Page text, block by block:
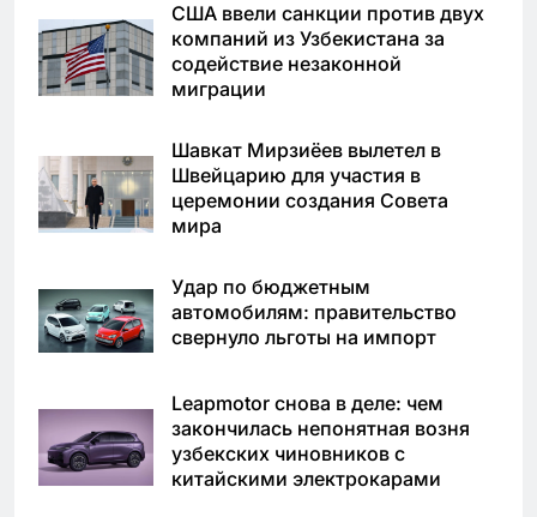
США ввели санкции против двух
компаний из Узбекистана за
содействие незаконной
миграции
Шавкат Мирзиёев вылетел в
Швейцарию для участия в
церемонии создания Совета
мира
Удар по бюджетным
автомобилям: правительство
свернуло льготы на импорт
Leapmotor снова в деле: чем
закончилась непонятная возня
узбекских чиновников с
китайскими электрокарами